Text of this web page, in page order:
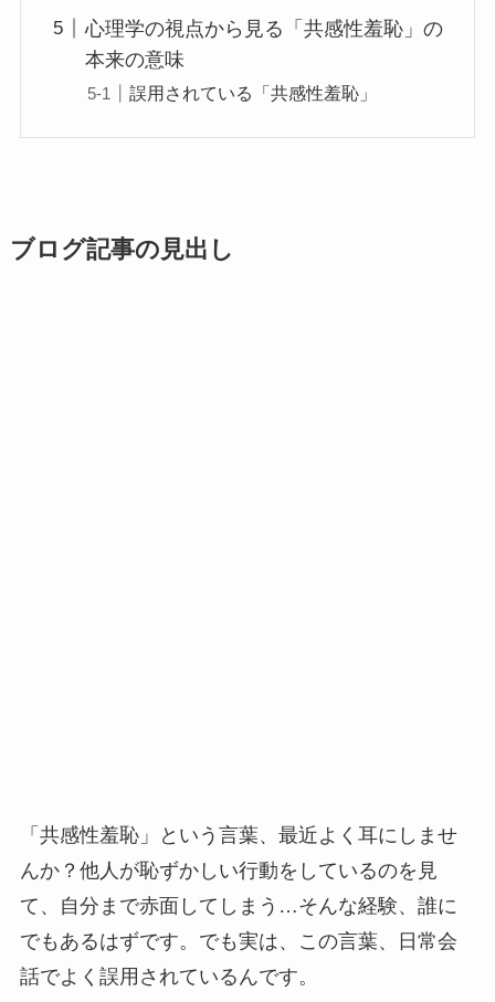
心理学の視点から見る「共感性羞恥」の
本来の意味
誤用されている「共感性羞恥」
ブログ記事の見出し
「共感性羞恥」という言葉、最近よく耳にしませ
んか？他人が恥ずかしい行動をしているのを見
て、自分まで赤面してしまう…そんな経験、誰に
でもあるはずです。でも実は、この言葉、日常会
話でよく誤用されているんです。